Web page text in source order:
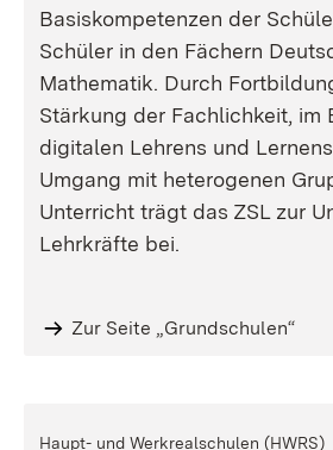
Basiskompetenzen der
Schüler in den Fächern
Mathematik. Durch
Stärkung der Fachlichkeit, im
digitalen Lehrens und
Umgang mit heterogenen
Unterricht trägt das ZSL zur
Lehrkräfte bei.
Zur Seite „Grundschulen“
Haupt- und Werkrealschulen (HWRS)